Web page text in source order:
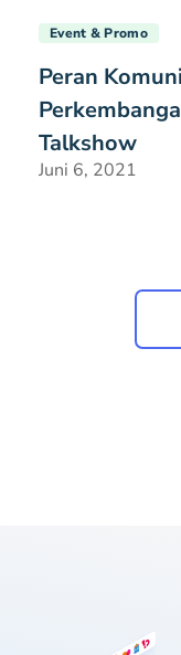
Event & Promo
Peran
Talkshow
Juni 6, 2021